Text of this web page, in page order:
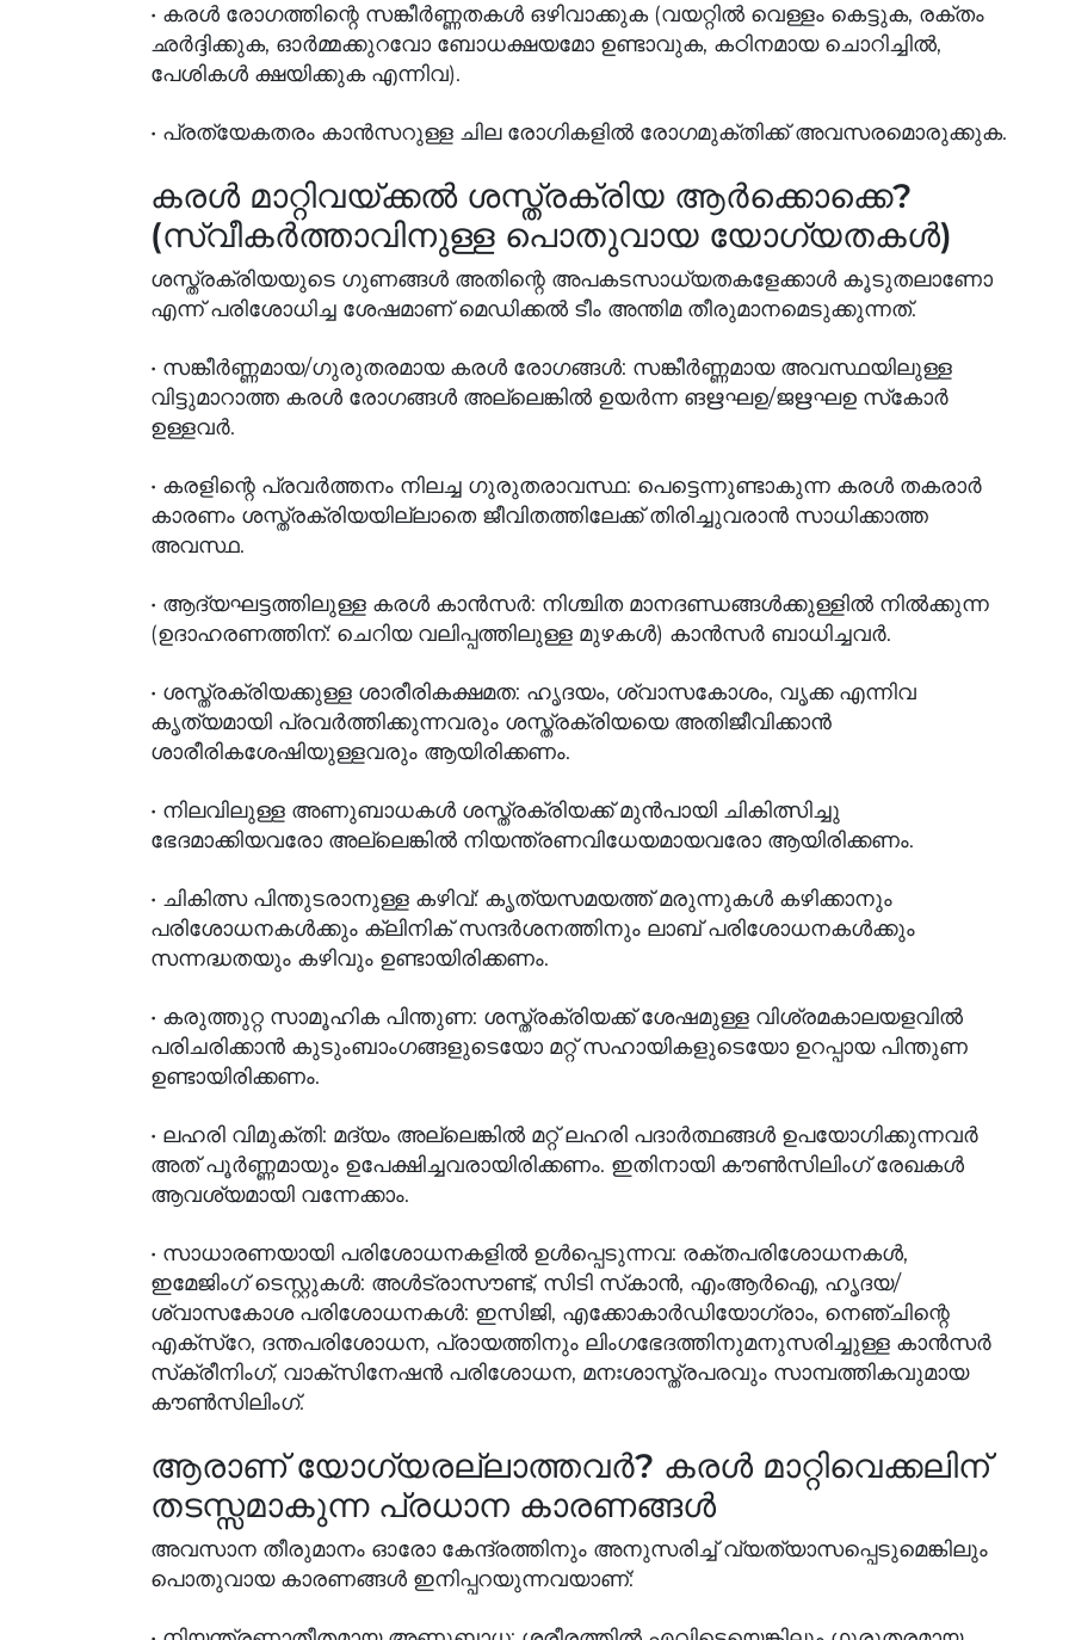
• കരള്‍ രോഗത്തിന്റെ സങ്കീര്‍ണ്ണതകള്‍ ഒഴിവാക്കുക (വയറ്റില്‍ വെള്ളം കെട്ടുക, രക്തം
ഛര്‍ദ്ദിക്കുക, ഓര്‍മ്മക്കുറവോ ബോധക്ഷയമോ ഉണ്ടാവുക, കഠിനമായ ചൊറിച്ചില്‍,
പേശികള്‍ ക്ഷയിക്കുക എന്നിവ).
• പ്രത്യേകതരം കാന്‍സറുള്ള ചില രോഗികളില്‍ രോഗമുക്തിക്ക് അവസരമൊരുക്കുക.
കരള്‍ മാറ്റിവയ്ക്കല്‍ ശസ്ത്രക്രിയ ആര്‍ക്കൊക്കെ?
(സ്വീകര്‍ത്താവിനുള്ള പൊതുവായ യോഗ്യതകള്‍)
ശസ്ത്രക്രിയയുടെ ഗുണങ്ങള്‍ അതിന്റെ അപകടസാധ്യതകളേക്കാള്‍ കൂടുതലാണോ
എന്ന് പരിശോധിച്ച ശേഷമാണ് മെഡിക്കല്‍ ടീം അന്തിമ തീരുമാനമെടുക്കുന്നത്.
• സങ്കീര്‍ണ്ണമായ/ഗുരുതരമായ കരള്‍ രോഗങ്ങള്‍: സങ്കീര്‍ണ്ണമായ അവസ്ഥയിലുള്ള
വിട്ടുമാറാത്ത കരള്‍ രോഗങ്ങള്‍ അല്ലെങ്കില്‍ ഉയര്‍ന്ന ങഋഘഉ/ജഋഘഉ സ്‌കോര്‍
ഉള്ളവര്‍.
• കരളിന്റെ പ്രവര്‍ത്തനം നിലച്ച ഗുരുതരാവസ്ഥ: പെട്ടെന്നുണ്ടാകുന്ന കരള്‍ തകരാര്‍
കാരണം ശസ്ത്രക്രിയയില്ലാതെ ജീവിതത്തിലേക്ക് തിരിച്ചുവരാന്‍ സാധിക്കാത്ത
അവസ്ഥ.
• ആദ്യഘട്ടത്തിലുള്ള കരള്‍ കാന്‍സര്‍: നിശ്ചിത മാനദണ്ഡങ്ങള്‍ക്കുള്ളില്‍ നില്‍ക്കുന്ന
(ഉദാഹരണത്തിന്: ചെറിയ വലിപ്പത്തിലുള്ള മുഴകള്‍) കാന്‍സര്‍ ബാധിച്ചവര്‍.
• ശസ്ത്രക്രിയക്കുള്ള ശാരീരികക്ഷമത: ഹൃദയം, ശ്വാസകോശം, വൃക്ക എന്നിവ
കൃത്യമായി പ്രവര്‍ത്തിക്കുന്നവരും ശസ്ത്രക്രിയയെ അതിജീവിക്കാന്‍
ശാരീരികശേഷിയുള്ളവരും ആയിരിക്കണം.
• നിലവിലുള്ള അണുബാധകള്‍ ശസ്ത്രക്രിയക്ക് മുന്‍പായി ചികിത്സിച്ചു
ഭേദമാക്കിയവരോ അല്ലെങ്കില്‍ നിയന്ത്രണവിധേയമായവരോ ആയിരിക്കണം.
• ചികിത്സ പിന്തുടരാനുള്ള കഴിവ്: കൃത്യസമയത്ത് മരുന്നുകള്‍ കഴിക്കാനും
പരിശോധനകള്‍ക്കും ക്ലിനിക് സന്ദര്‍ശനത്തിനും ലാബ് പരിശോധനകള്‍ക്കും
സന്നദ്ധതയും കഴിവും ഉണ്ടായിരിക്കണം.
• കരുത്തുറ്റ സാമൂഹിക പിന്തുണ: ശസ്ത്രക്രിയക്ക് ശേഷമുള്ള വിശ്രമകാലയളവില്‍
പരിചരിക്കാന്‍ കുടുംബാംഗങ്ങളുടെയോ മറ്റ് സഹായികളുടെയോ ഉറപ്പായ പിന്തുണ
ഉണ്ടായിരിക്കണം.
• ലഹരി വിമുക്തി: മദ്യം അല്ലെങ്കില്‍ മറ്റ് ലഹരി പദാര്‍ത്ഥങ്ങള്‍ ഉപയോഗിക്കുന്നവര്‍
അത് പൂര്‍ണ്ണമായും ഉപേക്ഷിച്ചവരായിരിക്കണം. ഇതിനായി കൗണ്‍സിലിംഗ് രേഖകള്‍
ആവശ്യമായി വന്നേക്കാം.
• സാധാരണയായി പരിശോധനകളില്‍ ഉള്‍പ്പെടുന്നവ: രക്തപരിശോധനകള്‍,
ഇമേജിംഗ് ടെസ്റ്റുകള്‍: അള്‍ട്രാസൗണ്ട്, സിടി സ്‌കാന്‍, എംആര്‍ഐ, ഹൃദയ/
ശ്വാസകോശ പരിശോധനകള്‍: ഇസിജി, എക്കോകാര്‍ഡിയോഗ്രാം, നെഞ്ചിന്റെ
എക്‌സ്‌റേ, ദന്തപരിശോധന, പ്രായത്തിനും ലിംഗഭേദത്തിനുമനുസരിച്ചുള്ള കാന്‍സര്‍
സ്‌ക്രീനിംഗ്, വാക്‌സിനേഷന്‍ പരിശോധന, മനഃശാസ്ത്രപരവും സാമ്പത്തികവുമായ
കൗണ്‍സിലിംഗ്.
ആരാണ് യോഗ്യരല്ലാത്തവര്‍? കരള്‍ മാറ്റിവെക്കലിന്
തടസ്സമാകുന്ന പ്രധാന കാരണങ്ങള്‍
അവസാന തീരുമാനം ഓരോ കേന്ദ്രത്തിനും അനുസരിച്ച് വ്യത്യാസപ്പെടുമെങ്കിലും
പൊതുവായ കാരണങ്ങള്‍ ഇനിപ്പറയുന്നവയാണ്: